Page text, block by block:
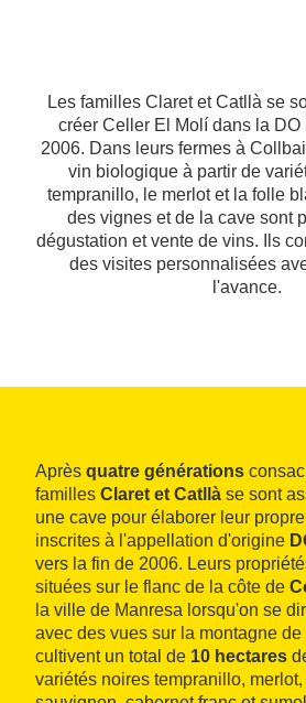
Les familles Claret et Catllà se
créer Celler El Molí dans la DO
2006. Dans leurs fermes à
vin biologique à partir de
tempranillo, le merlot et la folle
des vignes et de la cave sont
dégustation et vente de vins. Ils
des visites personnalisées
l'avance.
Après quatre générations
familles Claret et Catllà se sont
une cave pour élaborer leur
inscrites à l'appellation d'origine
vers la fin de 2006. Leurs
situées sur le flanc de la côte de
la ville de Manresa lorsqu'on se
avec des vues sur la montagne de
cultivent un total de 10 hectares
variétés noires tempranillo,